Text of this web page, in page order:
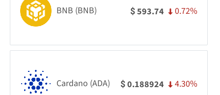
BNB (BNB) $593.74 0.72%
Cardano (ADA) $0.188924 4.30%